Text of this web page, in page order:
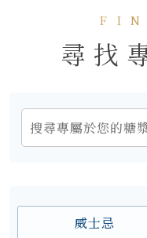
尋找
威士忌
搜尋專屬於您的糖